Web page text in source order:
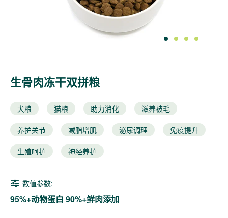
有
机
认
证
速
询
1 2 3 4
生骨肉冻干双拼粮
犬粮 猫粮 助力消化 滋养被毛
养护关节 减脂增肌 泌尿调理 免疫提升
生殖呵护 神经养护
数值参数:
95%+动物蛋白 90%+鲜肉添加